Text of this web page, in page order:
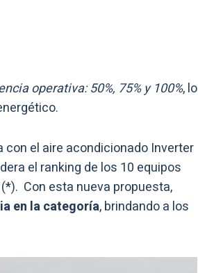
operativa: 50%, 75% y 100%, lo
con el aire acondicionado Inverter
el ranking de los 10 equipos
Con esta nueva propuesta,
en la categoría, brindando a los